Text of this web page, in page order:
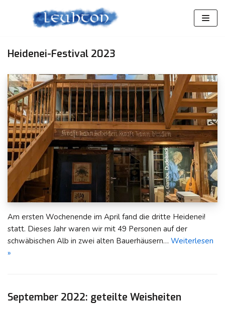
Heidenei-Festival 2023
Am ersten Wochenende im April fand die dritte Heidenei!
statt. Dieses Jahr waren wir mit 49 Personen auf der
schwäbischen Alb in zwei alten Bauerhäusern… Weiterlesen
»
September 2022: geteilte Weisheiten